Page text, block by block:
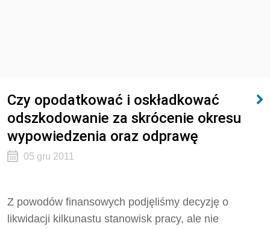
Czy opodatkować i oskładkować
odszkodowanie za skrócenie okresu
wypowiedzenia oraz odprawę
05 gru 2011
Z powodów finansowych podjęliśmy decyzję o
likwidacji kilkunastu stanowisk pracy, ale nie